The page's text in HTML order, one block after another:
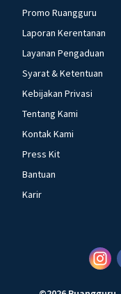
Promo Ruangguru
Laporan Kerentanan
Layanan Pengaduan
Syarat & Ketentuan
Kebijakan Privasi
Tentang Kami
Kontak Kami
Press Kit
Bantuan
Karir